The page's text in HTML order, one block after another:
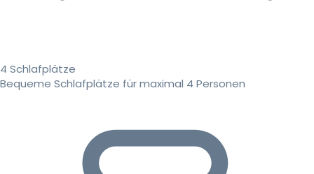
4 Schlafplätze
Bequeme Schlafplätze für maximal 4 Personen